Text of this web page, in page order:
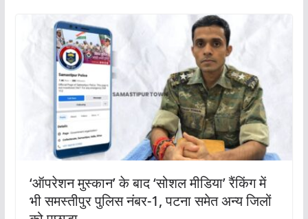
‘ऑपरेशन मुस्कान’ के बाद ‘सोशल मीडिया’ रैंकिंग में
भी समस्तीपुर पुलिस नंबर-1, पटना समेत अन्य जिलों